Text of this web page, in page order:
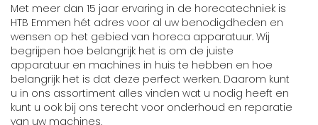
Met meer dan 15 jaar ervaring in de horecatechniek is
HTB Emmen hét adres voor al uw benodigdheden en
wensen op het gebied van horeca apparatuur. Wij
begrijpen hoe belangrijk het is om de juiste
apparatuur en machines in huis te hebben en hoe
belangrijk het is dat deze perfect werken. Daarom kunt
u in ons assortiment alles vinden wat u nodig heeft en
kunt u ook bij ons terecht voor onderhoud en reparatie
van uw machines.